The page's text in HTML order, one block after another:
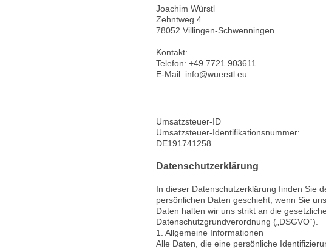
Joachim Würstl
Zehntweg 4
78052 Villingen-Schwenningen
Kontakt:
Telefon: +49 7721 903611
E-Mail: info@wuerstl.eu
Umsatzsteuer-ID
Umsatzsteuer-Identifikationsnummer:
DE191741258
Datenschutzerklärung
In dieser Datenschutzerklärung finden Sie
persönlichen Daten geschieht, wenn Sie
Daten halten wir uns strikt an die
Datenschutzgrundverordnung („DSGVO“).
1. Allgemeine Informationen
Alle Daten, die eine persönliche